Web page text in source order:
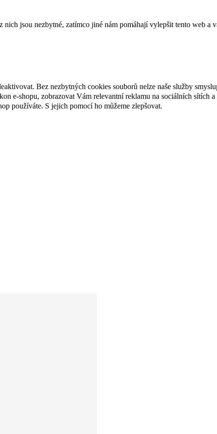
jsou nezbytné, zatímco jiné nám pomáhají vylepšit tento web a
Bez nezbytných cookies souborů nelze naše služby
e-shopu, zobrazovat Vám relevantní reklamu na sociálních sítích
používáte. S jejich pomocí ho můžeme zlepšovat.